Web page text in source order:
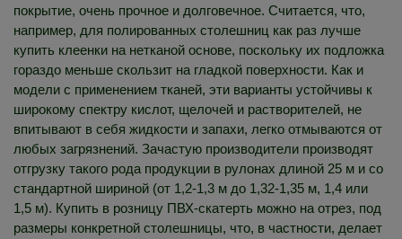
покрытие, очень прочное и долговечное. Считается, что,
например, для полированных столешниц как раз лучше
купить клеенки на нетканой основе, поскольку их подложка
гораздо меньше скользит на гладкой поверхности. Как и
модели с применением тканей, эти варианты устойчивы к
широкому спектру кислот, щелочей и растворителей, не
впитывают в себя жидкости и запахи, легко отмываются от
любых загрязнений. Зачастую производители производят
отгрузку такого рода продукции в рулонах длиной 25 м и со
стандартной шириной (от 1,2-1,3 м до 1,32-1,35 м, 1,4 или
1,5 м). Купить в розницу ПВХ-скатерть можно на отрез, под
размеры конкретной столешницы, что, в частности, делает